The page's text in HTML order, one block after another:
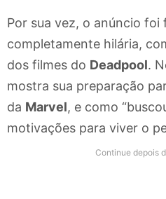
Por sua vez, o anúncio
completamente hilária,
dos filmes do Deadpool.
mostra sua preparação
da Marvel, e como
motivações para viver o
Continue depois